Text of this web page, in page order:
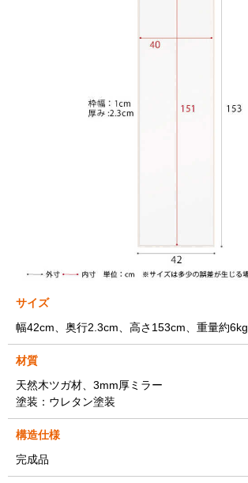
サイズ
幅42cm、奥行2.3cm、高さ153cm、重量約6kg
材質
天然木ツガ材、3mm厚ミラー
塗装：ウレタン塗装
構造仕様
完成品